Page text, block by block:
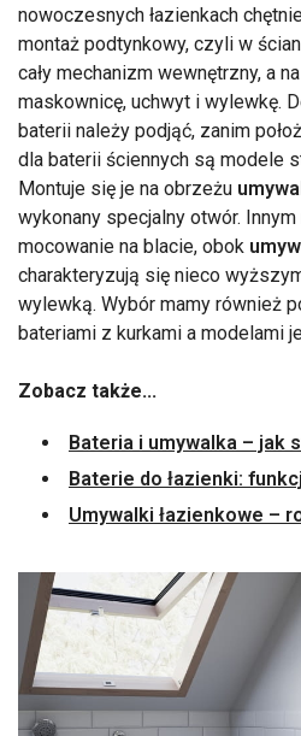
nowoczesnych łazienkach
montaż podtynkowy, czyli w
cały mechanizm wewnętrzny, a
maskownicę, uchwyt i wylewkę.
baterii należy podjąć, zanim
dla baterii ściennych są modele
Montuje się je na obrzeżu
wykonany specjalny otwór.
mocowanie na blacie, obok
charakteryzują się nieco
wylewką. Wybór mamy również
bateriami z kurkami a modelami
Zobacz także...
Bateria i umywalka – jak
Baterie do łazienki:
Umywalki łazienkowe –